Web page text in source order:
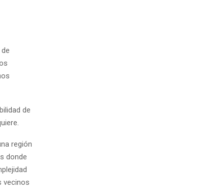
de
región
donde
vecinos